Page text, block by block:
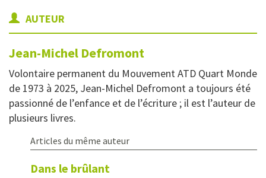
AUTEUR
Jean-Michel Defromont
Volontaire permanent du Mouvement ATD Quart Monde
de 1973 à 2025, Jean-Michel Defromont a toujours été
passionné de l’enfance et de l’écriture ; il est l’auteur de
plusieurs livres.
Articles du même auteur
Dans le brûlant